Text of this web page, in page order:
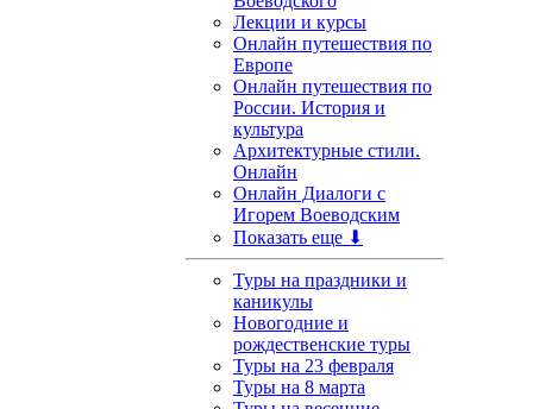
Лекции и курсы
Онлайн путешествия по
Европе
Онлайн путешествия по
России. История и
культура
Архитектурные стили.
Онлайн
Онлайн Диалоги с
Игорем Воеводским
Показать еще ⬇
Туры на праздники и
каникулы
Новогодние и
рождественские туры
Туры на 23 февраля
Туры на 8 марта